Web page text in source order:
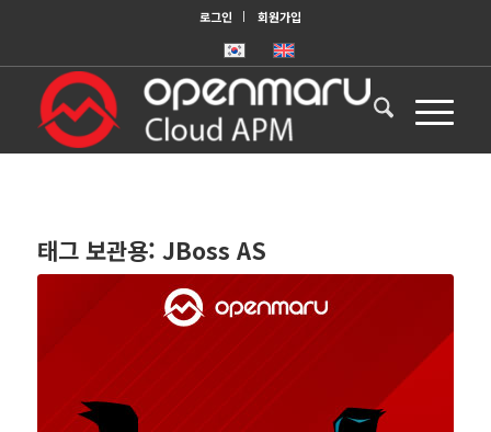
로그인 회원가입
태그 보관용: JBoss AS